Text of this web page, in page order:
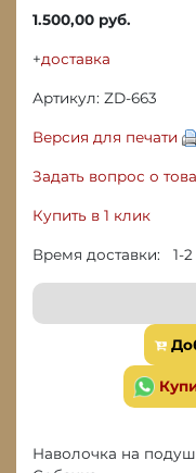
1.500,00 руб.
+доставка
Артикул: ZD-663
Версия для печати
Задать вопрос о
Купить в 1 клик
Время доставки: 1-2
Наволочка на